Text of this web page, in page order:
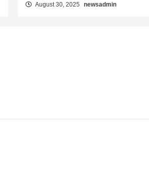
August 30, 2025 newsadmin